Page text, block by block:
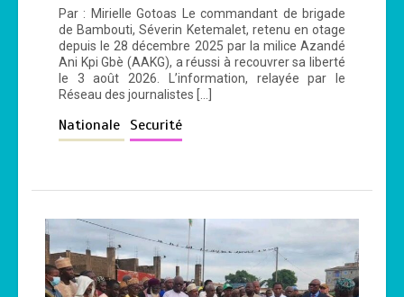
Par : Mirielle Gotoas Le commandant de brigade
de Bambouti, Séverin Ketemalet, retenu en otage
depuis le 28 décembre 2025 par la milice Azandé
Ani Kpi Gbè (AAKG), a réussi à recouvrer sa liberté
le 3 août 2026. L’information, relayée par le
Réseau des journalistes […]
Nationale Securité